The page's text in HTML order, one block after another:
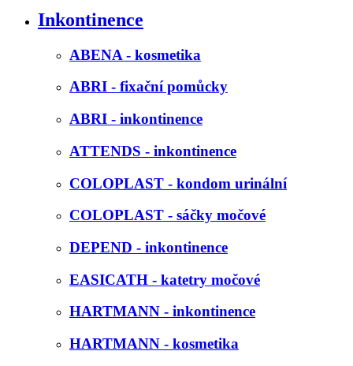
Inkontinence
ABENA - kosmetika
ABRI - fixační pomůcky
ABRI - inkontinence
ATTENDS - inkontinence
COLOPLAST - kondom urinální
COLOPLAST - sáčky močové
DEPEND - inkontinence
EASICATH - katetry močové
HARTMANN - inkontinence
HARTMANN - kosmetika